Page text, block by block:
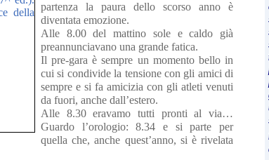
partenza la paura dello scorso anno è
diventata emozione.
Alle 8.00 del mattino sole e caldo già
preannunciavano una grande fatica.
Il pre-gara è sempre un momento bello in
cui si condivide la tensione con gli amici di
sempre e si fa amicizia con gli atleti venuti
da fuori, anche dall’estero.
Alle 8.30 eravamo tutti pronti al via…
Guardo l’orologio: 8.34 e si parte per
quella che, anche quest’anno, si è rivelata